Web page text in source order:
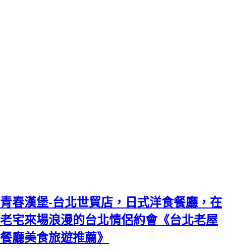
青春漢堡-台北世貿店，日式洋食餐廳，在
老宅來場浪漫的台北情侶約會《台北老屋
餐廳美食旅遊推薦》